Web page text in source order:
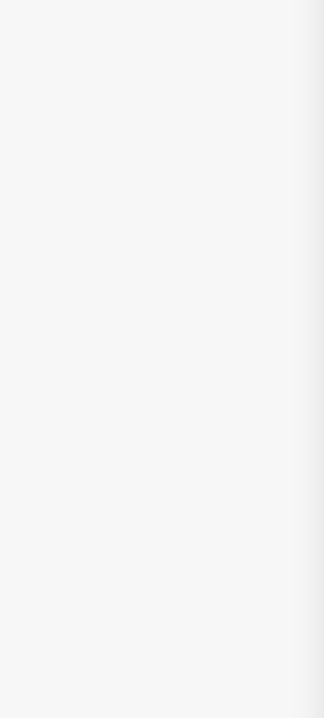
UNE RÉSIDENCE DJ SET DE
PACHA IBIZA EN JUILLET 2026
HOUSE MAFIA RETROUVE
UN MOMENT CHARGÉ DE